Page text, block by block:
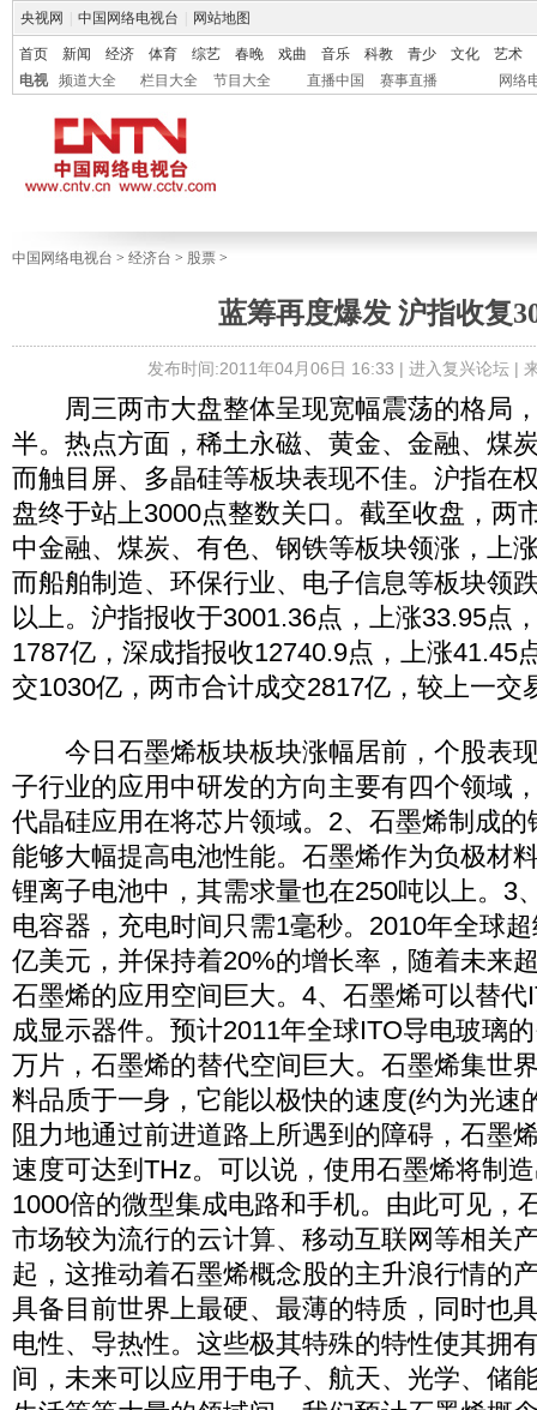
央视网 中国网络电视台 网站地图
首页 新闻 经济 体育 综艺 春晚 戏曲 音乐 科教 青少 文化
艺术
电视
频道大全 栏目大全 节目大全 直播中国 赛事直播 网络
中国网络电视台 > 经济台 > 股票 >
蓝筹再度爆发 沪指收复
发布时间:2011年04月06日 16:33 | 进入复兴论坛|
周三两市大盘整体呈现宽幅震荡的格局
半。热点方面，稀土永磁、黄金、金融、煤
而触目屏、多晶硅等板块表现不佳。沪指在
盘终于站上3000点整数关口。截至收盘，两
中金融、煤炭、有色、钢铁等板块领涨，上
而船舶制造、环保行业、电子信息等板块领
以上。沪指报收于3001.36点，上涨33.95点
1787亿，深成指报收12740.9点，上涨41.45
交1030亿，两市合计成交2817亿，较上一交
今日石墨烯板块板块涨幅居前，个股表
子行业的应用中研发的方向主要有四个领域
代晶硅应用在将芯片领域。2、石墨烯制成
能够大幅提高电池性能。石墨烯作为负极材
锂离子电池中，其需求量也在250吨以上。3
电容器，充电时间只需1毫秒。2010年全球
亿美元，并保持着20%的增长率，随着未来
石墨烯的应用空间巨大。4、石墨烯可以替
成显示器件。预计2011年全球ITO导电玻璃
万片，石墨烯的替代空间巨大。石墨烯集世
料品质于一身，它能以极快的速度(约为光速
阻力地通过前进道路上所遇到的障碍，石墨
速度可达到THz。可以说，使用石墨烯将制
1000倍的微型集成电路和手机。由此可见，
市场较为流行的云计算、移动互联网等相关
起，这推动着石墨烯概念股的主升浪行情的
具备目前世界上最硬、最薄的特质，同时也
电性、导热性。这些极其特殊的特性使其拥
间，未来可以应用于电子、航天、光学、储